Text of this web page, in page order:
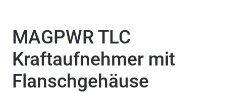
MAGPWR TLC
Kraftaufnehmer mit
Flanschgehäuse